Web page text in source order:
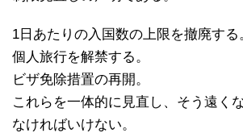
1日あたりの入国数の上限を撤廃する
個人旅行を解禁する。
ビザ免除措置の再開。
これらを一体的に見直し、そう遠く
なければいけない。